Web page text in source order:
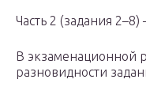
Часть 2 (задания
В экзаменационной
разновидности